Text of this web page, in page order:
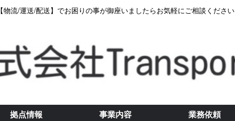
【物流/運送/配送】でお困りの事が御座いましたらお気軽にご相談ください
拠点情報 事業内容 業務依頼